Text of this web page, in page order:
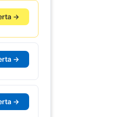
→
→
→